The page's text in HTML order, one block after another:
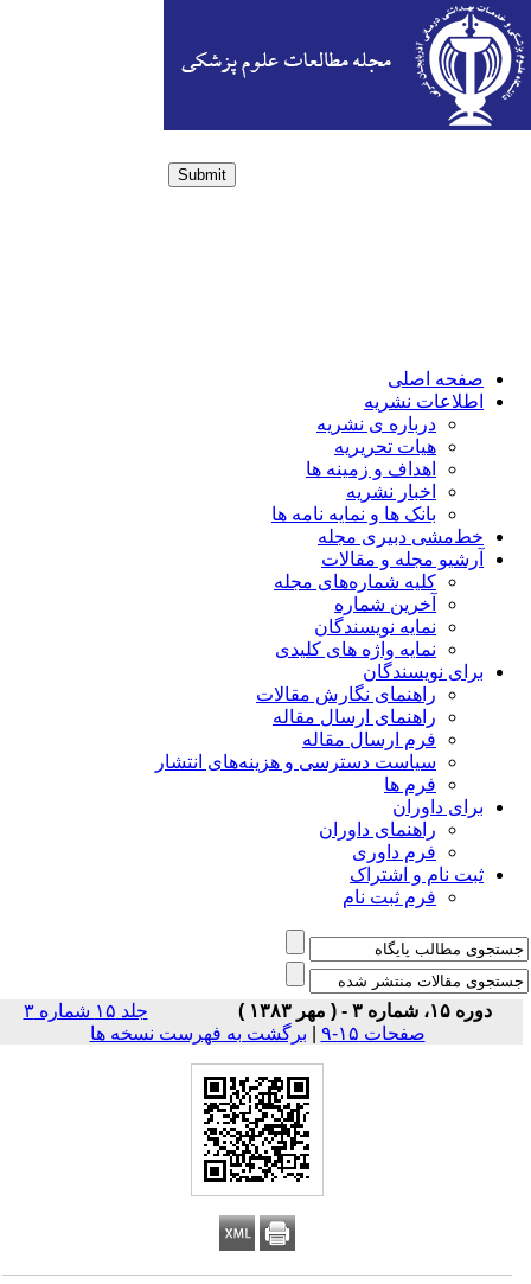
Submit
صفحه اصلی
اطلاعات نشریه
درباره ی نشریه
هیات تحریریه
اهداف و زمینه ها
اخبار نشریه
بانک ها و نمایه نامه ها
خط‌مشی دبیری مجله
آرشیو مجله و مقالات
کلیه شماره‌های مجله
آخرین شماره
نمایه نویسندگان
نمایه واژه های کلیدی
برای نویسندگان
راهنمای نگارش مقالات
راهنمای ارسال مقاله
فرم ارسال مقاله
سیاست دسترسی و هزینه‌های انتشار
فرم ها
برای داوران
راهنمای داوران
فرم داوری
ثبت نام و اشتراک
فرم ثبت نام
دوره ۱۵، شماره ۳ - ( مهر ۱۳۸۳ )
جلد ۱۵ شماره ۳
صفحات ۱۵-۹
| برگشت به فهرست نسخه ها